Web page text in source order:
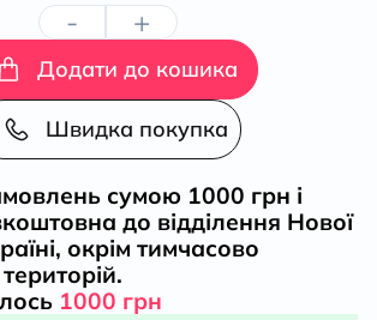
-
Фотієва
схизма:
історія
і
легенда
+
Додати до кошика
Швидка покупка
сумою 1000 грн і
до відділення Нової
окрім тимчасово
1000 грн